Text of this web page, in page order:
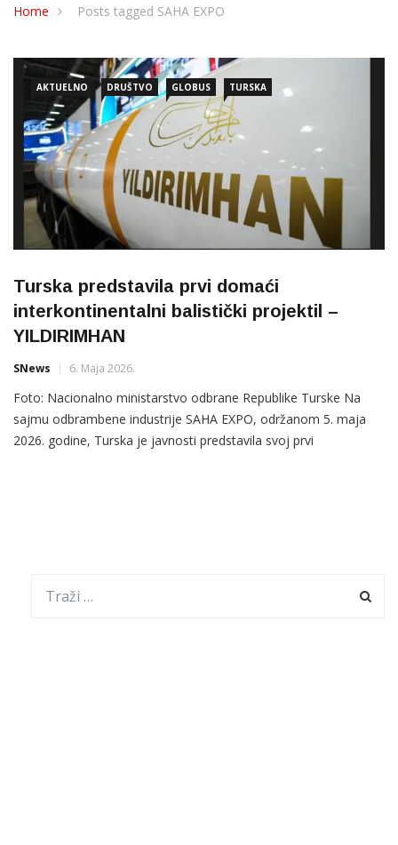
Home Posts tagged SAHA EXPO
AKTUELNO DRUŠTVO GLOBUS TURSKA
Turska predstavila prvi domaći
interkontinentalni balistički projektil –
YILDIRIMHAN
SNews 6. Maja 2026.
Foto: Nacionalno ministarstvo odbrane Republike Turske Na
sajmu odbrambene industrije SAHA EXPO, održanom 5. maja
2026. godine, Turska je javnosti predstavila svoj prvi